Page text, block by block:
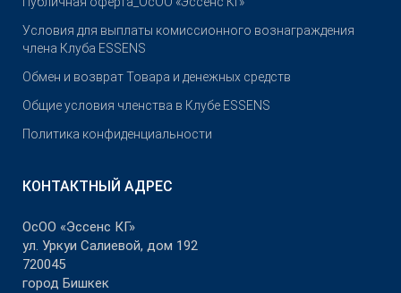
Условия для выплаты комиссионного вознаграждения
члена Клуба ESSENS
Обмен и возврат Товара и денежных средств
Общие условия членства в Клубе ESSENS
Политика конфиденциальности
КОНТАКТНЫЙ АДРЕС
ОсОО «Эссенс КГ»
ул. Уркуи Салиевой, дом 192
720045
город Бишкек